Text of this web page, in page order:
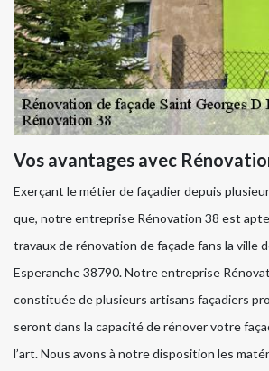
Vos avantages avec
Exerçant le métier de façadier depuis
que, notre entreprise Rénovation 38 est
travaux de rénovation de façade fans la ville
Esperanche 38790. Notre entreprise
constituée de plusieurs artisans façadiers
seront dans la capacité de rénover votre
l’art. Nous avons à notre disposition les